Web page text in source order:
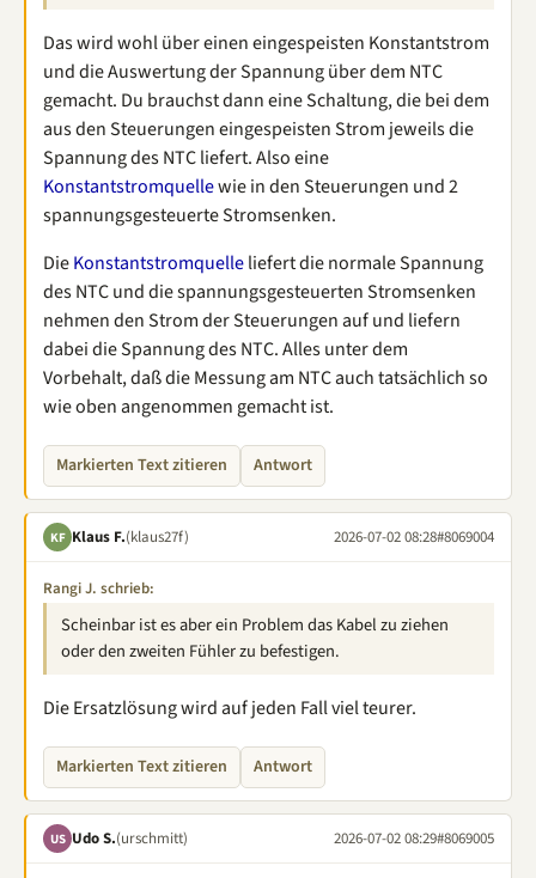
Das wird wohl über einen eingespeisten Konstantstrom
und die Auswertung der Spannung über dem NTC
gemacht. Du brauchst dann eine Schaltung, die bei dem
aus den Steuerungen eingespeisten Strom jeweils die
Spannung des NTC liefert. Also eine
Konstantstromquellewie in den Steuerungen und 2
spannungsgesteuerte Stromsenken.
DieKonstantstromquelleliefert die normale Spannung
des NTC und die spannungsgesteuerten Stromsenken
nehmen den Strom der Steuerungen auf und liefern
dabei die Spannung des NTC. Alles unter dem
Vorbehalt, daß die Messung am NTC auch tatsächlich so
wie oben angenommen gemacht ist.
Markierten Text zitieren Antwort
KF Klaus F.(klaus27f) 2026-07-02 08:28#8069004
Rangi J. schrieb:
Scheinbar ist es aber ein Problem das Kabel zu ziehen
oder den zweiten Fühler zu befestigen.
Die Ersatzlösung wird auf jeden Fall viel teurer.
Markierten Text zitieren Antwort
US Udo S.(urschmitt) 2026-07-02 08:29#8069005